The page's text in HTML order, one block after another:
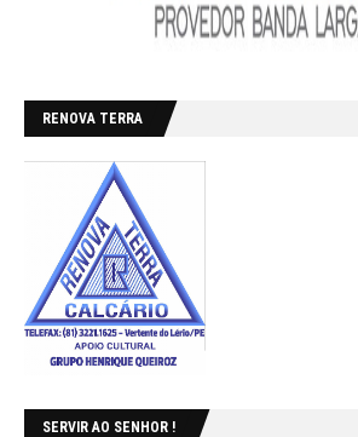
RENOVA TERRA
SERVIR AO SENHOR !